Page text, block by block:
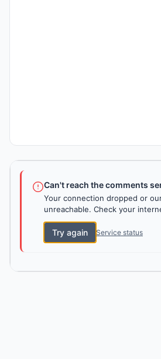
Can't reach the comments
Your connection dropped or
unreachable. Check your
Try again Service status